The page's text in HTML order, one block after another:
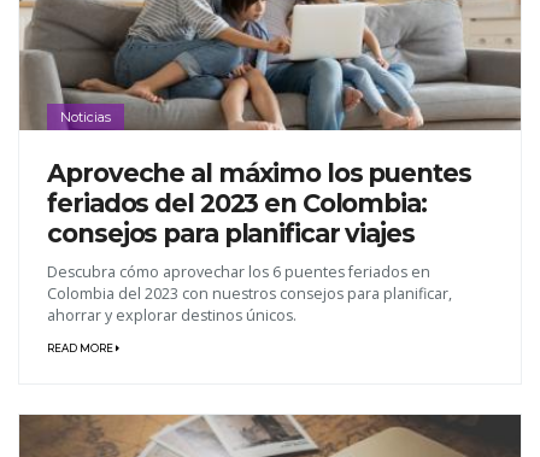
Noticias
Aproveche al máximo los puentes
feriados del 2023 en Colombia:
consejos para planificar viajes
Descubra cómo aprovechar los 6 puentes feriados en
Colombia del 2023 con nuestros consejos para planificar,
ahorrar y explorar destinos únicos.
READ MORE